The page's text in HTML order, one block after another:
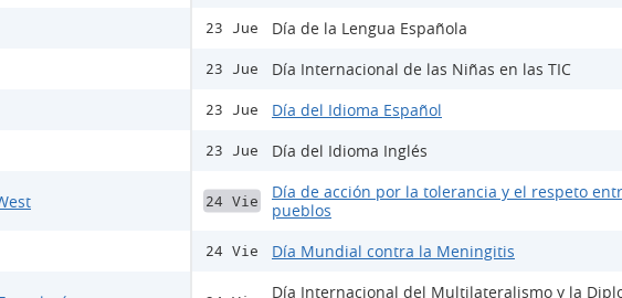
23 Jue Día de la Lengua Española
23 Jue Día Internacional de las Niñas en las TIC
23 Jue Día del Idioma Español
23 Jue Día del Idioma Inglés
24 Vie
Día de acción por la tolerancia y el respeto
pueblos
24 Vie Día Mundial contra la Meningitis
Día Internacional del Multilateralismo y la